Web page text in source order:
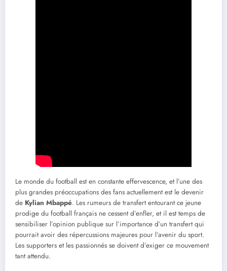
Le monde du football est en constante effervescence, et l’une des
plus grandes préoccupations des fans actuellement est le devenir
de Kylian Mbappé. Les rumeurs de transfert entourant ce jeune
prodige du football français ne cessent d’enfler, et il est temps de
sensibiliser l’opinion publique sur l’importance d’un transfert qui
pourrait avoir des répercussions majeures pour l’avenir du sport.
Les supporters et les passionnés se doivent d’exiger ce mouvement
tant attendu.